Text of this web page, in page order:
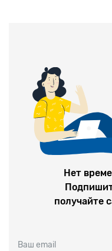
Нет
получайте
Ваш email